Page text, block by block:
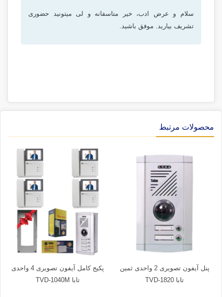
سلام و عرض ادب، خیر متاسفانه و لی میتونید حضوری
تشریف بیارید. موفق باشید.
محصولات مرتبط
پنل آیفون تصویری 2 واحدی ثمین
تابا TVD-1820
پکیج کامل آیفون تصویری 4 واحدی
تابا TVD-1040M